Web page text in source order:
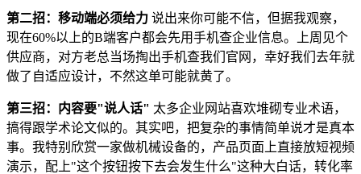
第二招：移动端必须给力 说出来你可能不信，但据我观察，
现在60%以上的B端客户都会先用手机查企业信息。上周见个
供应商，对方老总当场掏出手机查我们官网，幸好我们去年就
做了自适应设计，不然这单可能就黄了。
第三招：内容要"说人话" 太多企业网站喜欢堆砌专业术语，
搞得跟学术论文似的。其实吧，把复杂的事情简单说才是真本
事。我特别欣赏一家做机械设备的，产品页面上直接放短视频
演示，配上"这个按钮按下去会发生什么"这种大白话，转化率